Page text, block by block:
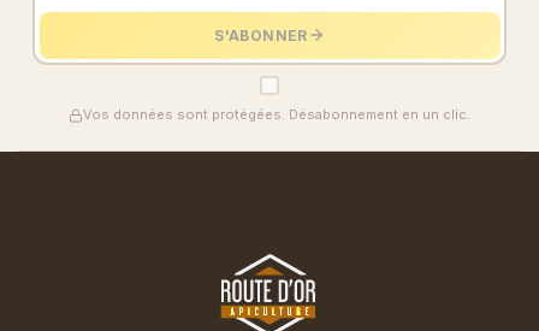
S'ABONNER
Vos données sont protégées. Désabonnement en un clic.